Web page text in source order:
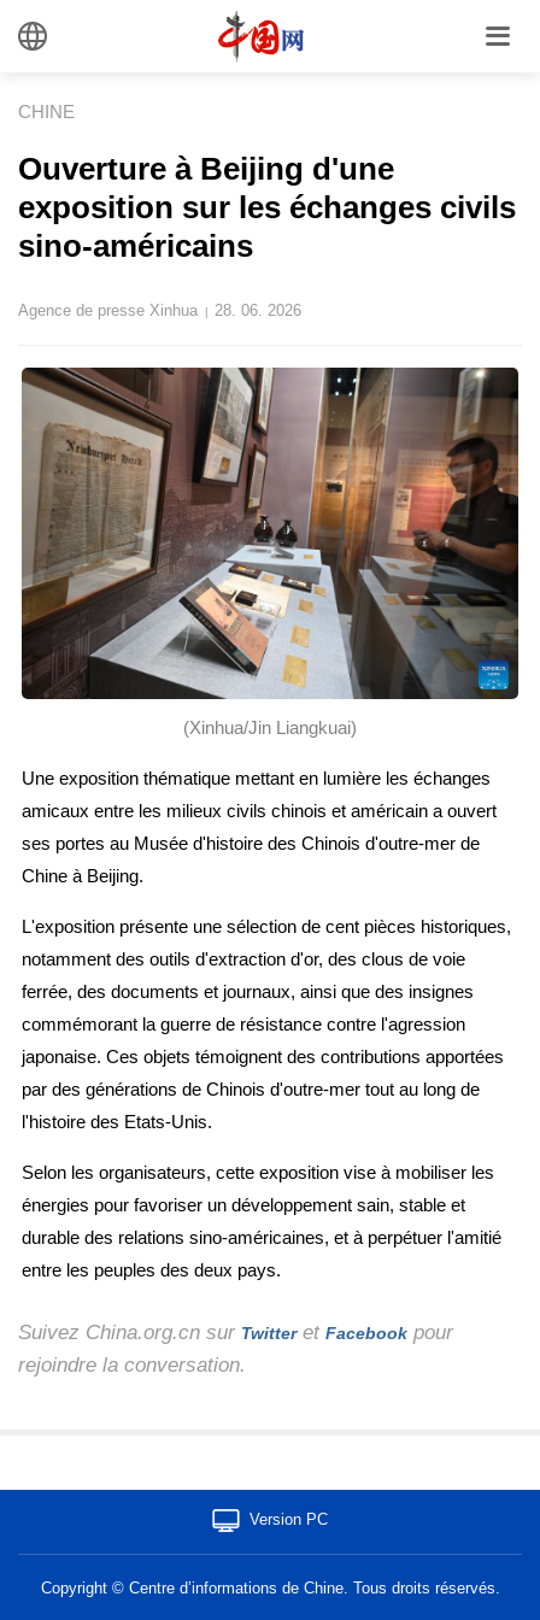
CHINE
Ouverture à Beijing d'une
exposition sur les échanges civils
sino-américains
Agence de presse Xinhua | 28. 06. 2026
(Xinhua/Jin Liangkuai)
Une exposition thématique mettant en lumière les échanges
amicaux entre les milieux civils chinois et américain a ouvert
ses portes au Musée d'histoire des Chinois d'outre-mer de
Chine à Beijing.
L'exposition présente une sélection de cent pièces historiques,
notamment des outils d'extraction d'or, des clous de voie
ferrée, des documents et journaux, ainsi que des insignes
commémorant la guerre de résistance contre l'agression
japonaise. Ces objets témoignent des contributions apportées
par des générations de Chinois d'outre-mer tout au long de
l'histoire des Etats-Unis.
Selon les organisateurs, cette exposition vise à mobiliser les
énergies pour favoriser un développement sain, stable et
durable des relations sino-américaines, et à perpétuer l'amitié
entre les peuples des deux pays.
Suivez China.org.cn sur Twitteret Facebook pour
rejoindre la conversation.
Version PC
Copyright © Centre d’informations de Chine. Tous droits réservés.